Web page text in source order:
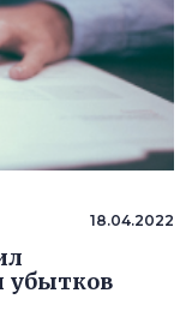
18.04.2022
убытков